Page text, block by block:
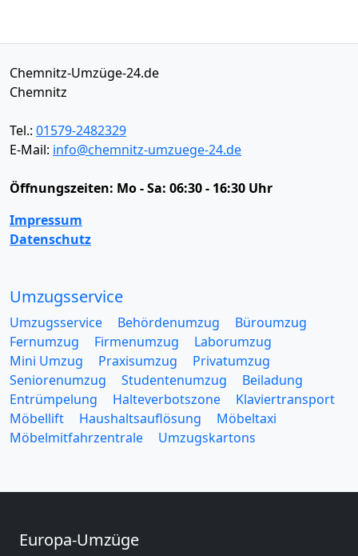
Chemnitz-Umzüge-24.de
Chemnitz
Tel.: 01579-2482329
E-Mail: info@chemnitz-umzuege-24.de
Öffnungszeiten: Mo - Sa: 06:30 - 16:30 Uhr
Impressum
Datenschutz
Umzugsservice
Umzugsservice Behördenumzug
Büroumzug
Fernumzug
Firmenumzug
Laborumzug
Mini Umzug
Praxisumzug
Privatumzug
Seniorenumzug
Studentenumzug
Beiladung
Entrümpelung
Halteverbotszone
Klaviertransport
Möbellift
Haushaltsauflösung
Möbeltaxi
Möbelmitfahrzentrale
Umzugskartons
Europa-Umzüge